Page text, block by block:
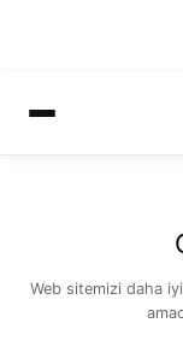
Web sitemizi daha